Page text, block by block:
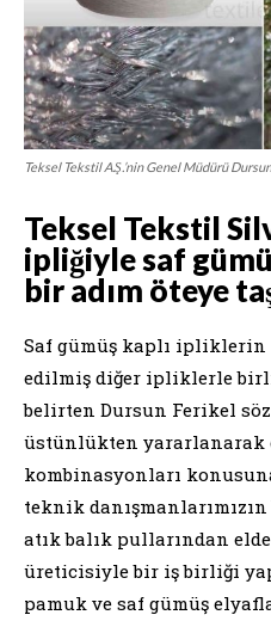
Teksel Tekstil A.Ş.’nin Genel Müdürü
Teksel Tekstil
ipliğiyle saf
bir adım öteye
Saf gümüş kaplı
edilmiş diğer ipliklerle
belirten Dursun Ferikel
üstünlükten yararlanarak
kombinasyonları
teknik
atık balık pullarından
üreticisiyle bir iş birliği
pamuk ve saf gümüş